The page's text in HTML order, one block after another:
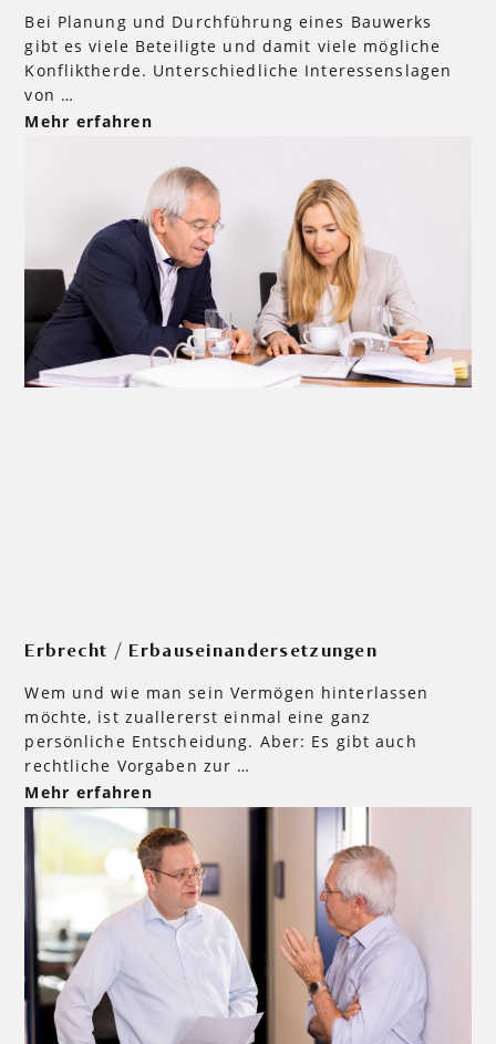
Bei Planung und Durchführung eines Bauwerks
gibt es viele Beteiligte und damit viele mögliche
Konfliktherde. Unterschiedliche Interessenslagen
von …
Mehr erfahren
Erbrecht / Erbauseinandersetzungen
Wem und wie man sein Vermögen hinterlassen
möchte, ist zuallererst einmal eine ganz
persönliche Entscheidung. Aber: Es gibt auch
rechtliche Vorgaben zur …
Mehr erfahren